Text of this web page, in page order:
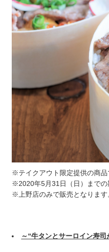
※テイクアウト限定提供の商品
※2020年5月31日（日）までの
※上野店のみで販売となります
～“牛タンとサーロイン寿